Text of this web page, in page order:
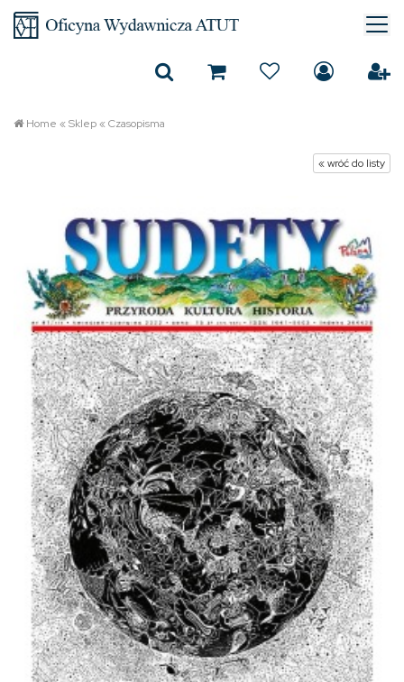
Home «Sklep«Czasopisma
« wróć do listy